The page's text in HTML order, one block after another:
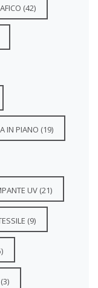
(42)
IN PIANO (19)
UV (21)
(9)
(3)